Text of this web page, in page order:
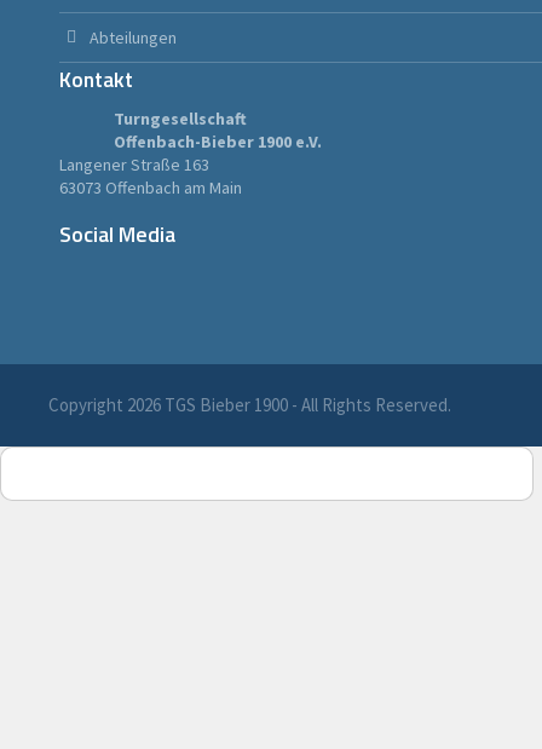
Abteilungen
Kontakt
Turngesellschaft
Offenbach-Bieber 1900 e.V.
Langener Straße 163
63073 Offenbach am Main
Social Media
Copyright 2026 TGS Bieber 1900 - All Rights Reserved.